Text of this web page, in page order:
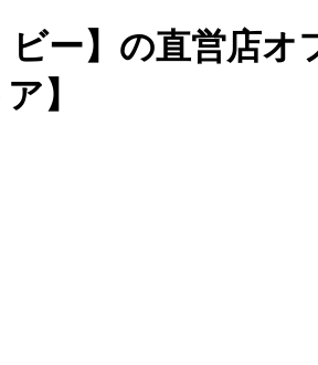
ー】の直営店
】